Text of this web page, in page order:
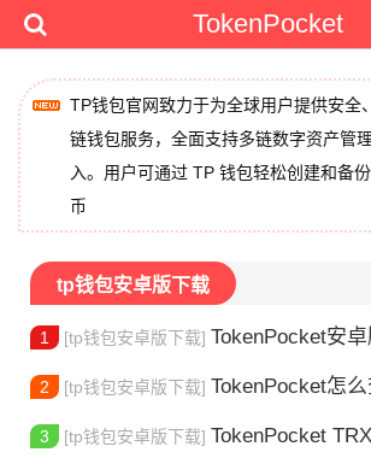
TokenPocket
TP钱包官网致力于为全球用户提供安全
链钱包服务，全面支持多链数字资产管
入。用户可通过 TP 钱包轻松创建和备
币
tp钱包安卓版下载
1 [tp钱包安卓版下载] TokenPocket安卓版下载：手
2 [tp钱包安卓版下载] TokenPocket怎么查？
3 [tp钱包安卓版下载] TokenPocket TRX合并功能详解：